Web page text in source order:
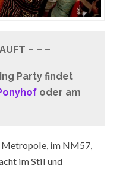
– – –
Party findet
oder am
Metropole, im NM57,
im Stil und